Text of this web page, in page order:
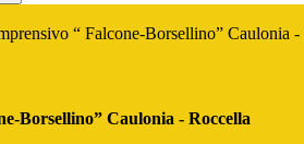
“ Falcone-Borsellino” Caulonia -
Borsellino” Caulonia - Roccella